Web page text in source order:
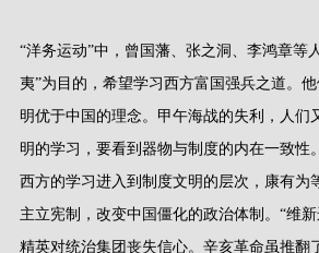
“洋务运动”中，曾国藩、张之洞、李鸿章等
夷”为目的，希望学习西方富国强兵之道。
明优于中国的理念。甲午海战的失利，人们
明的学习，要看到器物与制度的内在一致性
西方的学习进入到制度文明的层次，康有为
主立宪制，改变中国僵化的政治体制。 “维
精英对统治集团丧失信心。辛亥革命虽推翻